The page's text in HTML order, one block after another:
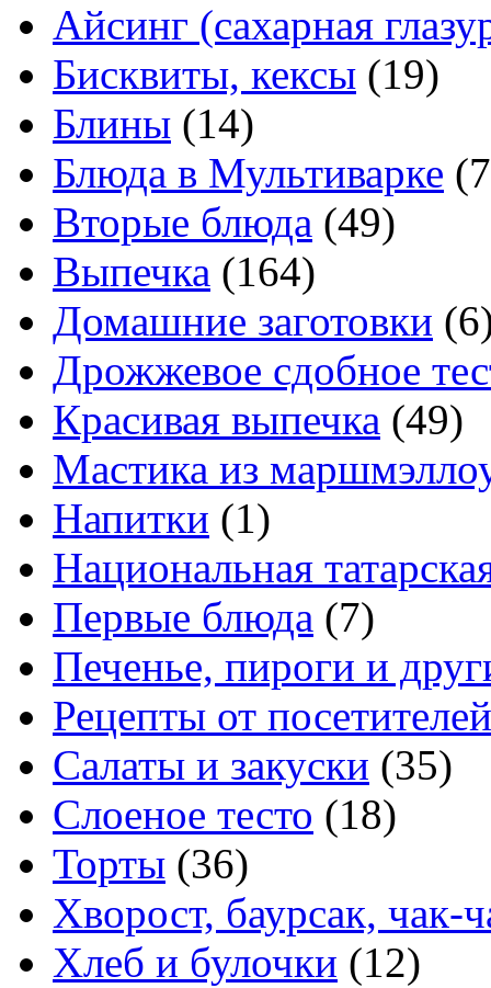
Айсинг (сахарная
Бисквиты, кексы (19)
Блины (14)
Блюда в Мультиварке
Вторые блюда (49)
Выпечка (164)
Домашние заготовки
Дрожжевое сдобное
Красивая выпечка (49)
Мастика из
Напитки (1)
Национальная
Первые блюда (7)
Печенье, пироги и
Рецепты от посетителей
Салаты и закуски (35)
Слоеное тесто (18)
Торты (36)
Хворост, баурсак, чак-
Хлеб и булочки (12)